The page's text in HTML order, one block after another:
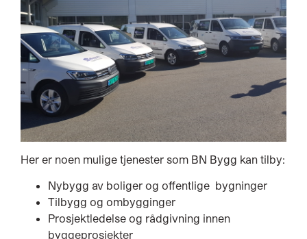
Her er noen mulige tjenester som BN Bygg kan tilby:
Nybygg av boliger og offentlige bygninger
Tilbygg og ombygginger
Prosjektledelse og rådgivning innen
byggeprosjekter